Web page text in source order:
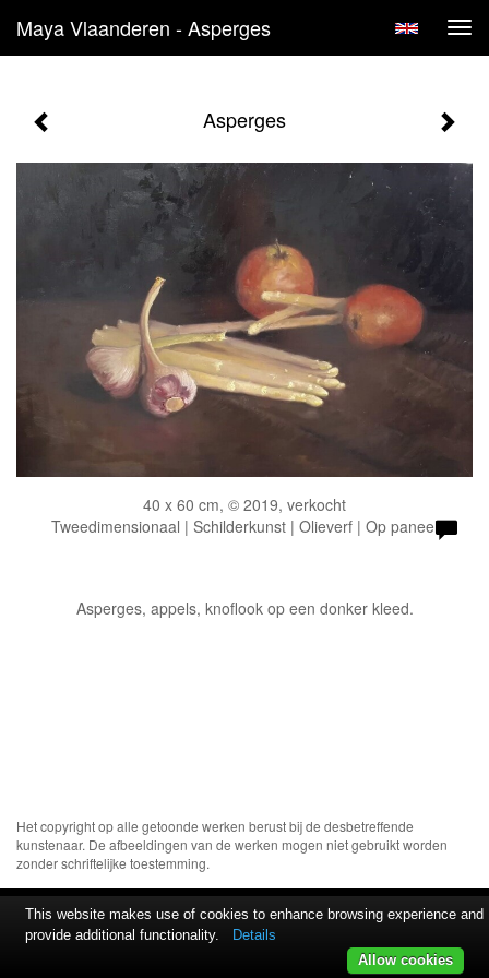
Maya Vlaanderen - Asperges
Asperges
40 x 60 cm, © 2019, verkocht
Tweedimensionaal | Schilderkunst | Olieverf | Op paneel
Asperges, appels, knoflook op een donker kleed.
Het copyright op alle getoonde werken berust bij de desbetreffende
kunstenaar. De afbeeldingen van de werken mogen niet gebruikt worden
zonder schriftelijke toestemming.
This website makes use of cookies to enhance browsing experience and
provide additional functionality.
Details
Allow cookies